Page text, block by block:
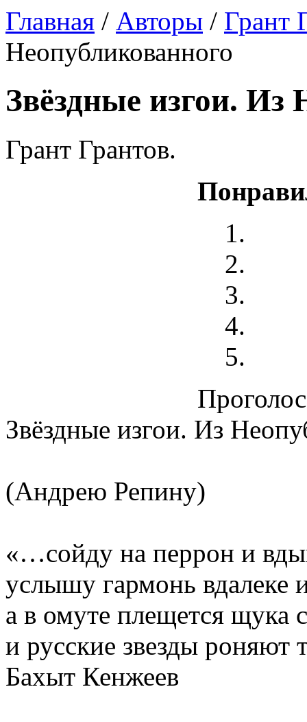
Главная / Авторы / Грант
Неопубликованного
Звёздные изгои. Из
Грант Грантов.
Звёздные изгои. Из
(Андрею Репину)
«…сойду на перрон и
услышу гармонь вдалеке
а в омуте плещется щука
и русские звезды роняют
Бахыт Кенжеев